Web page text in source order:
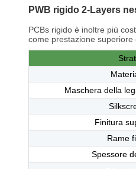
PWB rigido 2-Layers
PCBs rigido è inoltre più
come prestazione superiore
Maschera della
Finitura
Rame
Spessore